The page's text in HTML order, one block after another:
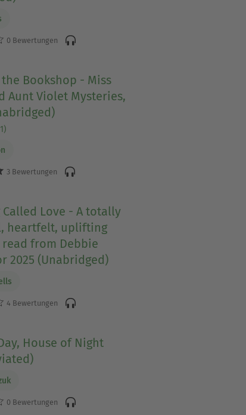
0 Bewertungen
Bookshop - Miss
Aunt Violet Mysteries,
3 Bewertungen
Called Love - A totally
heartfelt, uplifting
from Debbie
2025 (Unabridged)
4 Bewertungen
House of Night
0 Bewertungen